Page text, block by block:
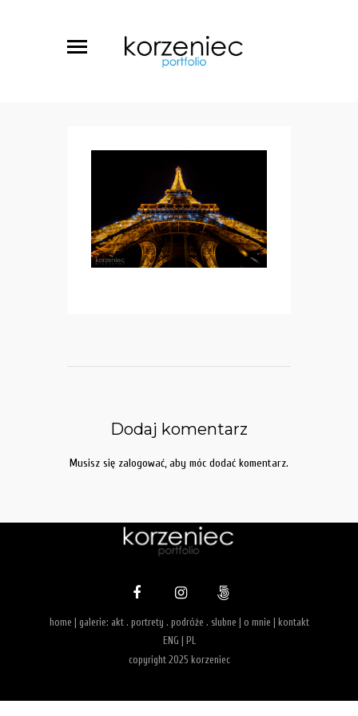
Dodaj komentarz
Musisz się zalogować, aby móc dodać komentarz.
home | galerie: akt. portrety . podróże . slubne o mnie
kontakt
ENG
PL
copyright 2025 korzeniec